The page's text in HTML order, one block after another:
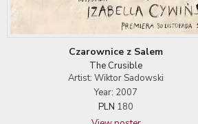
Czarownice z Salem
The Crusible
Artist: Wiktor Sadowski
Year: 2007
PLN 180